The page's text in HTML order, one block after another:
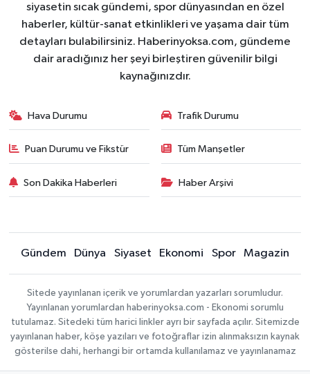
siyasetin sıcak gündemi, spor dünyasından en özel
haberler, kültür-sanat etkinlikleri ve yaşama dair tüm
detayları bulabilirsiniz. Haberinyoksa.com, gündeme
dair aradığınız her şeyi birleştiren güvenilir bilgi
kaynağınızdır.
Hava Durumu Trafik Durumu
Puan Durumu ve Fikstür Tüm Manşetler
Son Dakika Haberleri Haber Arşivi
Gündem Dünya Siyaset Ekonomi Spor Magazin
Sitede yayınlanan içerik ve yorumlardan yazarları sorumludur.
Yayınlanan yorumlardan haberinyoksa.com - Ekonomi sorumlu
tutulamaz. Sitedeki tüm harici linkler ayrı bir sayfada açılır. Sitemizde
yayınlanan haber, köşe yazıları ve fotoğraflar izin alınmaksızın kaynak
gösterilse dahi, herhangi bir ortamda kullanılamaz ve yayınlanamaz